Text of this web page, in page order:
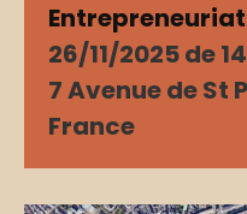
Entrepreneuriat
26/11/2025 de
7 Avenue de St
France